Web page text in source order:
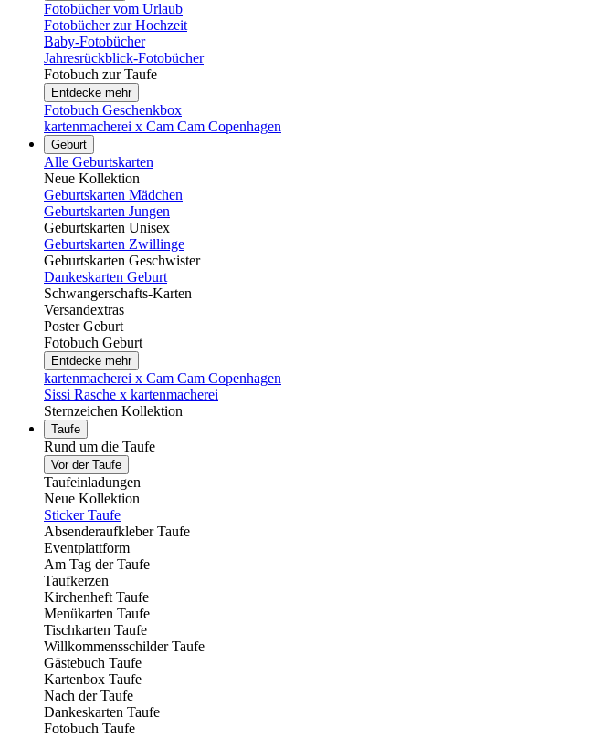
Fotobücher vom Urlaub
Fotobücher zur Hochzeit
Baby-Fotobücher
Jahresrückblick-Fotobücher
Fotobuch zur Taufe
Entdecke mehr
Fotobuch Geschenkbox
kartenmacherei x Cam Cam Copenhagen
Geburt
Alle Geburtskarten
Neue Kollektion
Geburtskarten Mädchen
Geburtskarten Jungen
Geburtskarten Unisex
Geburtskarten Zwillinge
Geburtskarten Geschwister
Dankeskarten Geburt
Schwangerschafts-Karten
Versandextras
Poster Geburt
Fotobuch Geburt
Entdecke mehr
kartenmacherei x Cam Cam Copenhagen
Sissi Rasche x kartenmacherei
Sternzeichen Kollektion
Taufe
Rund um die Taufe
Vor der Taufe
Taufeinladungen
Neue Kollektion
Sticker Taufe
Absenderaufkleber Taufe
Eventplattform
Am Tag der Taufe
Taufkerzen
Kirchenheft Taufe
Menükarten Taufe
Tischkarten Taufe
Willkommensschilder Taufe
Gästebuch Taufe
Kartenbox Taufe
Nach der Taufe
Dankeskarten Taufe
Fotobuch Taufe